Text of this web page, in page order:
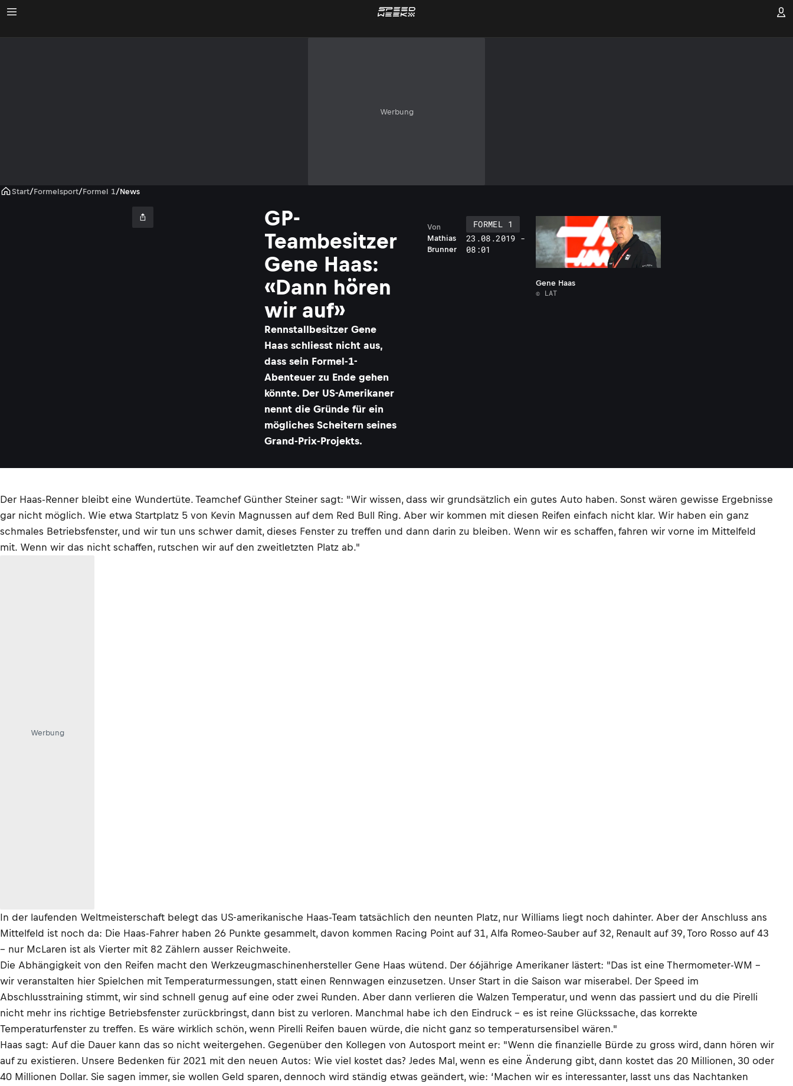
Werbung
Start/Formelsport/Formel 1/News
GP-
Teambesitzer
Gene Haas:
«Dann hören
wir auf»
​Rennstallbesitzer Gene
Haas schliesst nicht aus,
dass sein Formel-1-
Abenteuer zu Ende gehen
könnte. Der US-Amerikaner
nennt die Gründe für ein
mögliches Scheitern seines
Grand-Prix-Projekts.
Mathias
Brunner
Von
FORMEL 1
23.08.2019 -
08:01
Gene Haas
© LAT
Der Haas-Renner bleibt eine Wundertüte. Teamchef Günther Steiner sagt: "Wir wissen, dass wir grundsätzlich ein gutes Auto haben. Sonst wären gewisse Ergebnisse
gar nicht möglich. Wie etwa Startplatz 5 von Kevin Magnussen auf dem Red Bull Ring. Aber wir kommen mit diesen Reifen einfach nicht klar. Wir haben ein ganz
schmales Betriebsfenster, und wir tun uns schwer damit, dieses Fenster zu treffen und dann darin zu bleiben. Wenn wir es schaffen, fahren wir vorne im Mittelfeld
mit. Wenn wir das nicht schaffen, rutschen wir auf den zweitletzten Platz ab."
Werbung
In der laufenden Weltmeisterschaft belegt das US-amerikanische Haas-Team tatsächlich den neunten Platz, nur Williams liegt noch dahinter. Aber der Anschluss ans
Mittelfeld ist noch da: Die Haas-Fahrer haben 26 Punkte gesammelt, davon kommen Racing Point auf 31, Alfa Romeo-Sauber auf 32, Renault auf 39, Toro Rosso auf 43
– nur McLaren ist als Vierter mit 82 Zählern ausser Reichweite.
Die Abhängigkeit von den Reifen macht den Werkzeugmaschinenhersteller Gene Haas wütend. Der 66jährige Amerikaner lästert: "Das ist eine Thermometer-WM –
wir veranstalten hier Spielchen mit Temperaturmessungen, statt einen Rennwagen einzusetzen. Unser Start in die Saison war miserabel. Der Speed im
Abschlusstraining stimmt, wir sind schnell genug auf eine oder zwei Runden. Aber dann verlieren die Walzen Temperatur, und wenn das passiert und du die Pirelli
nicht mehr ins richtige Betriebsfenster zurückbringst, dann bist zu verloren. Manchmal habe ich den Eindruck – es ist reine Glückssache, das korrekte
Temperaturfenster zu treffen. Es wäre wirklich schön, wenn Pirelli Reifen bauen würde, die nicht ganz so temperatursensibel wären."
Haas sagt: Auf die Dauer kann das so nicht weitergehen. Gegenüber den Kollegen von Autosport meint er: "Wenn die finanzielle Bürde zu gross wird, dann hören wir
auf zu existieren. Unsere Bedenken für 2021 mit den neuen Autos: Wie viel kostet das? Jedes Mal, wenn es eine Änderung gibt, dann kostet das 20 Millionen, 30 oder
40 Millionen Dollar. Sie sagen immer, sie wollen Geld sparen, dennoch wird ständig etwas geändert, wie: ‘Machen wir es interessanter, lasst uns das Nachtanken